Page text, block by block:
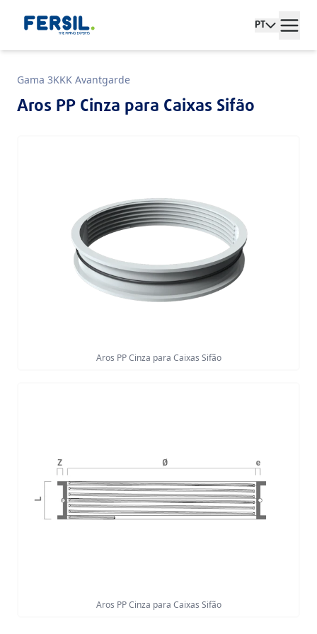
PT
Gama 3KKK Avantgarde
Aros PP Cinza para Caixas Sifão
Aros PP Cinza para Caixas Sifão
Aros PP Cinza para Caixas Sifão